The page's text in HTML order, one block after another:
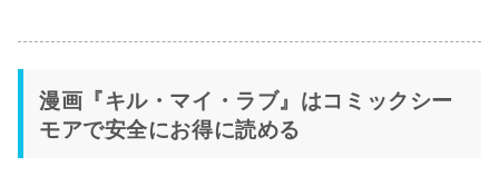
漫画『キル・マイ・ラブ』はコミックシー
モアで安全にお得に読める